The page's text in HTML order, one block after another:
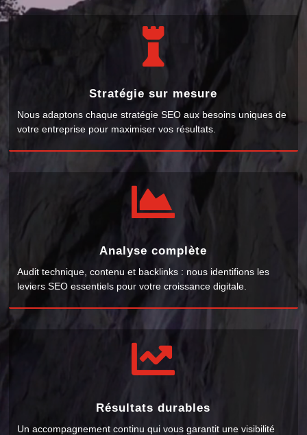

Stratégie sur mesure
Nous adaptons chaque stratégie SEO aux besoins uniques de
votre entreprise pour maximiser vos résultats.

Analyse complète
Audit technique, contenu et backlinks : nous identifions les
leviers SEO essentiels pour votre croissance digitale.

Résultats durables
Un accompagnement continu qui vous garantit une visibilité